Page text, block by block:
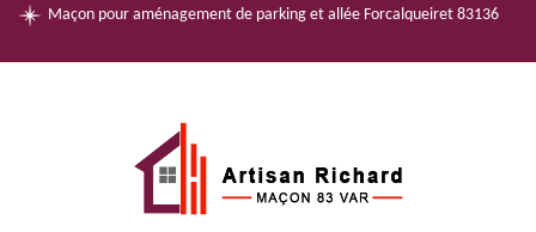
Maçon pour aménagement de parking et allée Forcalqueiret 83136